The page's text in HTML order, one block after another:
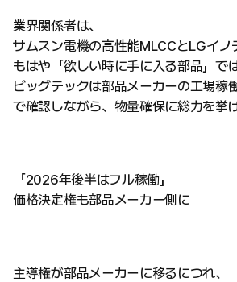
業界関係者は、
サムスン電機の高性能MLCCとLGイノ
もはや「欲しい時に手に入る部品」で
ビッグテックは部品メーカーの工場稼
で確認しながら、物量確保に総力を挙
「2026年後半はフル稼働」
価格決定権も部品メーカー側に
主導権が部品メーカーに移るにつれ、